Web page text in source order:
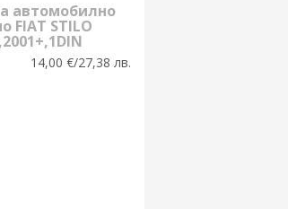
автомобилно
FIAT STILO
14,00 €/27,38 лв.